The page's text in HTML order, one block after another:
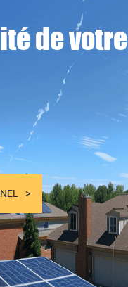
de votre